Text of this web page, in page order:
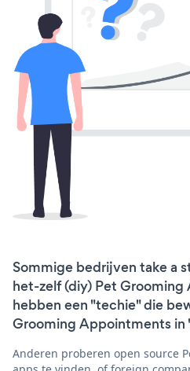
Sommige bedrijven take a
het-zelf (diy) Pet
hebben een "techie" die
Grooming Appointments in
Anderen proberen open source